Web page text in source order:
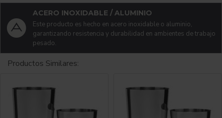
ACERO INOXIDABLE / ALUMINIO
Este producto es hecho en acero inoxidable o aluminio,
garantizando resistencia y durabilidad en ambientes de trabajo
pesado.
Encuentra más productos en
www.productosparabar.com
CARACTERISTICAS
COMO SE USA
Productos Similares: